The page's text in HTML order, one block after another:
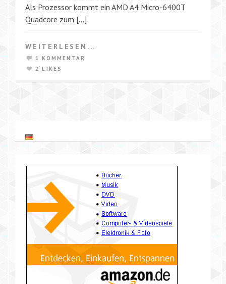
Als Prozessor kommt ein AMD A4 Micro-6400T
Quadcore zum […]
WEITERLESEN...
1 KOMMENTAR
2 LIKES